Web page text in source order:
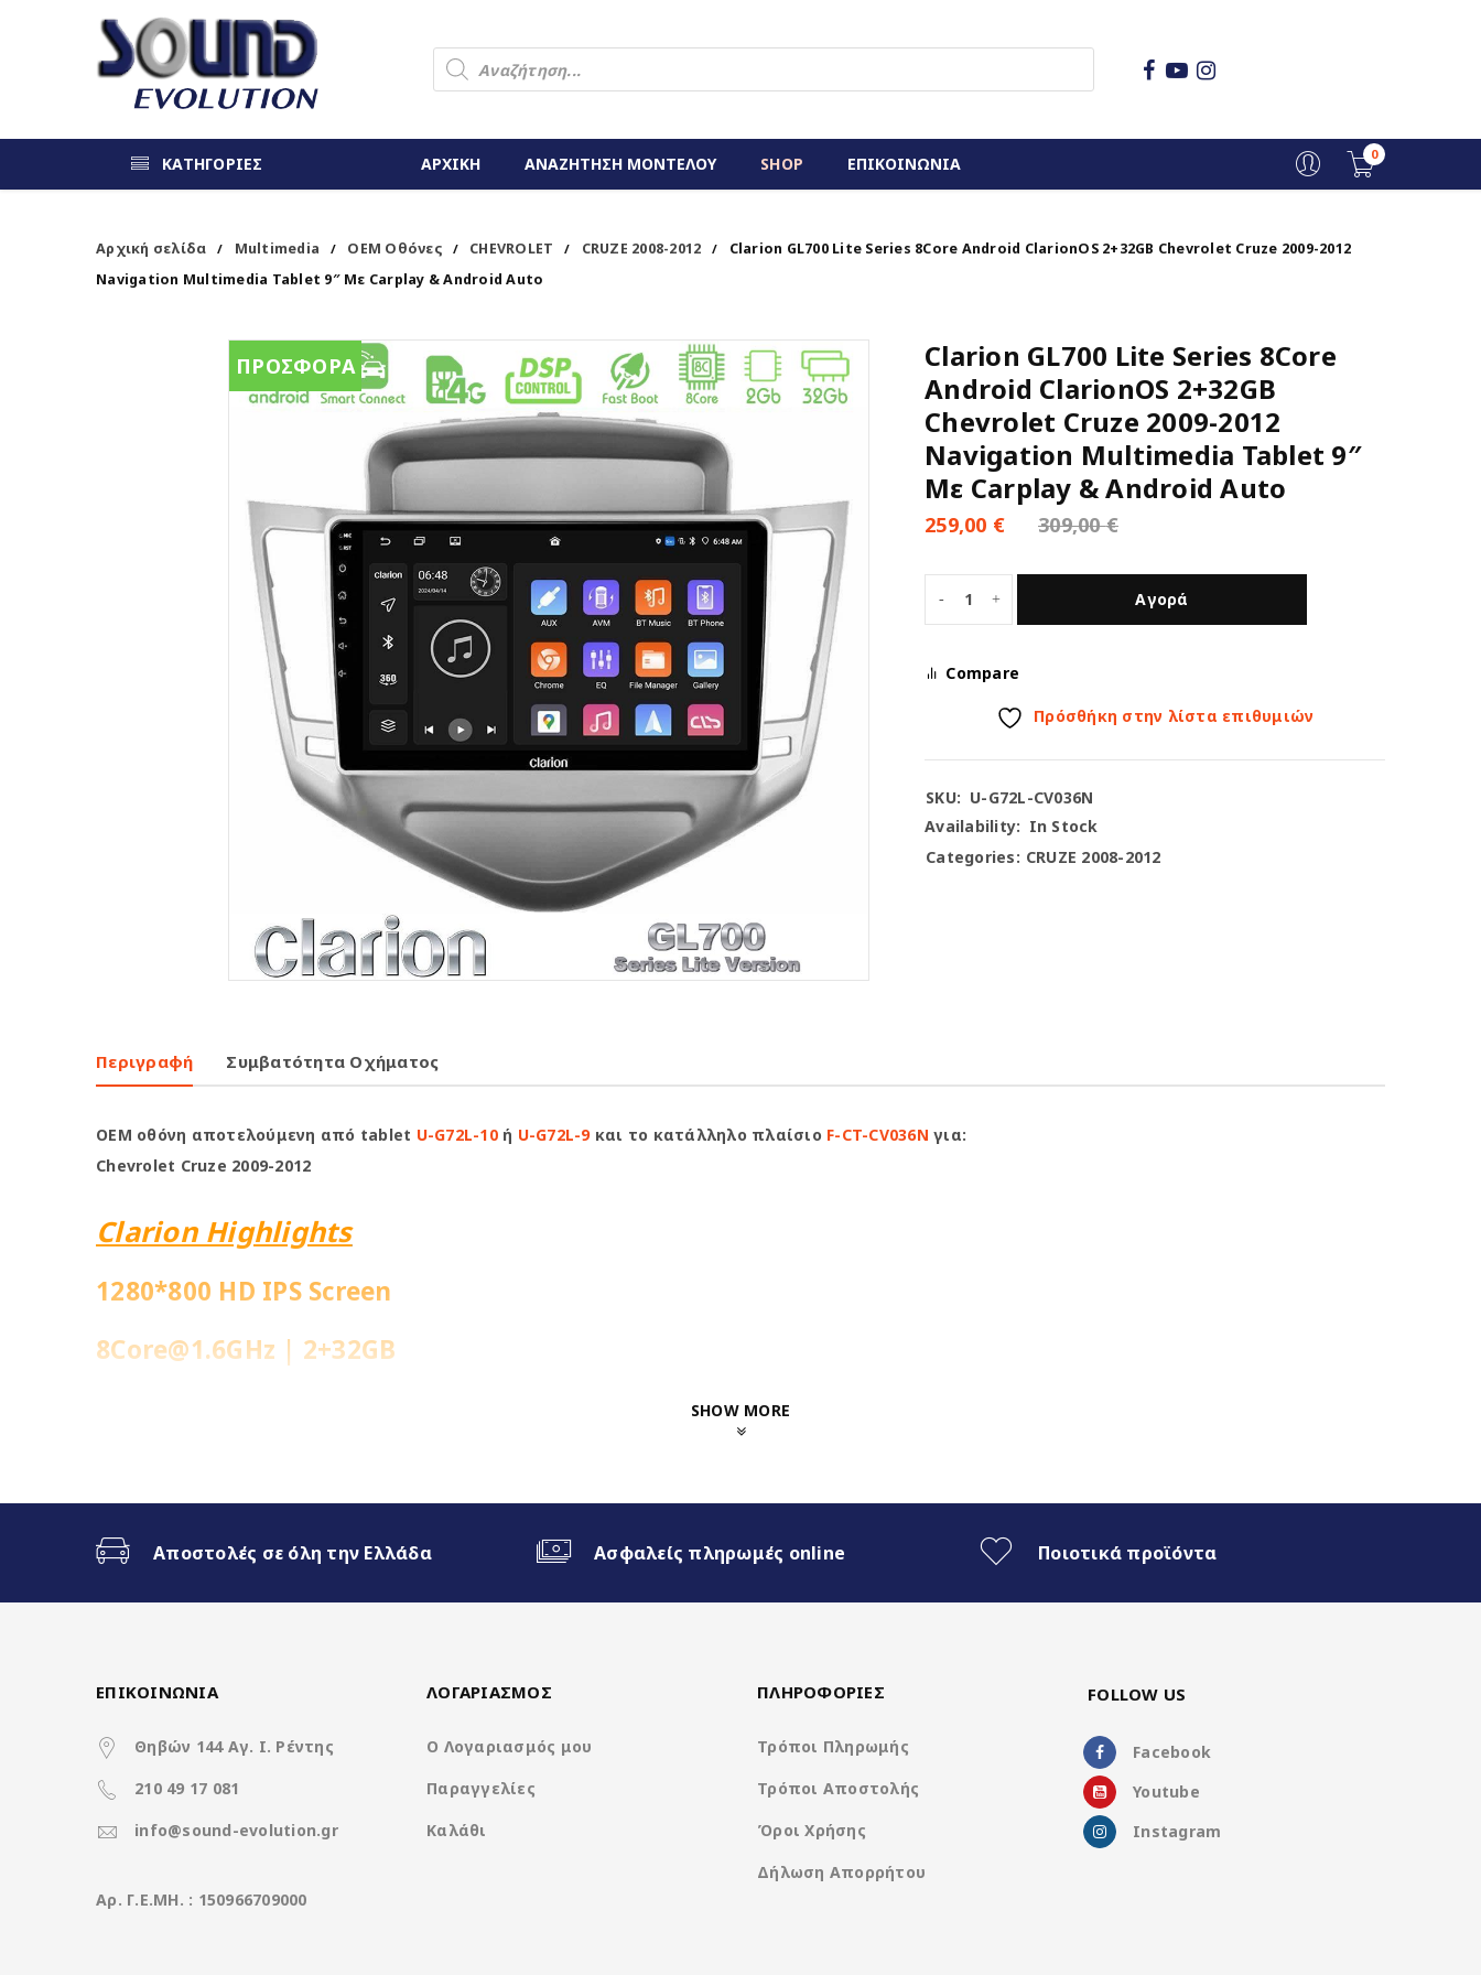
ΚΑΤΗΓΟΡΙΕΣ ΑΡΧΙΚΗ ΑΝΑΖΗΤΗΣΗ ΜΟΝΤΕΛΟΥ SHOP ΕΠΙΚΟΙΝΩΝΙΑ 0
Αρχική σελίδα / Multimedia / OEM Οθόνες / CHEVROLET / CRUZE 2008-2012 /
Clarion GL700 Lite Series 8Core Android ClarionOS 2+32GB Chevrolet Cruze 2009-2012
Navigation Multimedia Tablet 9″ Με Carplay & Android Auto
ΠΡΟΣΦΟΡΑ
Clarion GL700 Lite Series 8Core
Android ClarionOS 2+32GB
Chevrolet Cruze 2009-2012
Navigation Multimedia Tablet 9″
Με Carplay & Android Auto
309,00€
259,00 €
Αγορά
Compare
Πρόσθήκη στην λίστα επιθυμιών
SKU: U-G72L-CV036N
Availability: In Stock
Categories: CRUZE 2008-2012
Περιγραφή Συμβατότητα Οχήματος
OEM οθόνη αποτελούμενη από tablet U-G72L-10ή U-G72L-9και το κατάλληλο πλαίσιο F-CT-CV036N για:
Chevrolet Cruze 2009-2012
Clarion Highlights
1280*800 HD IPS Screen
8Core@1.6GHz | 2+32GB
4x50Watt με DSP
Χαρακτηριστικά
SHOW MORE
Αποστολές σε όλη την Ελλάδα Ασφαλείς πληρωμές online Ποιοτικά προϊόντα
ΕΠΙΚΟΙΝΩΝΙΑ
Θηβών 144 Αγ. Ι. Ρέντης
210 49 17 081
info@sound-evolution.gr
Aρ. Γ.Ε.ΜΗ. : 150966709000
ΛΟΓΑΡΙΑΣΜΟΣ
Ο Λογαριασμός μου
Παραγγελίες
Καλάθι
ΠΛΗΡΟΦΟΡΙΕΣ
Τρόποι Πληρωμής
Τρόποι Αποστολής
Όροι Χρήσης
Δήλωση Απορρήτου
FOLLOW US
Facebook
Youtube
Instagram